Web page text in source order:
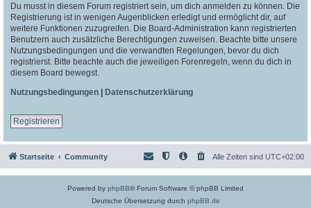
Du musst in diesem Forum registriert sein, um dich anmelden zu können. Die
Registrierung ist in wenigen Augenblicken erledigt und ermöglicht dir, auf
weitere Funktionen zuzugreifen. Die Board-Administration kann registrierten
Benutzern auch zusätzliche Berechtigungen zuweisen. Beachte bitte unsere
Nutzungsbedingungen und die verwandten Regelungen, bevor du dich
registrierst. Bitte beachte auch die jeweiligen Forenregeln, wenn du dich in
diesem Board bewegst.
Nutzungsbedingungen | Datenschutzerklärung
Registrieren
Startseite Community Alle Zeiten sind UTC+02:00
Powered by phpBB® Forum Software © phpBB Limited
Deutsche Übersetzung durch phpBB.de